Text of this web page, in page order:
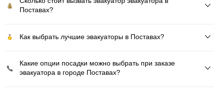
Поставах?
Как выбрать лучшие эвакуаторы в Поставах?
Какие опции посадки можно выбрать при заказе
эвакуатора в городе Поставах?